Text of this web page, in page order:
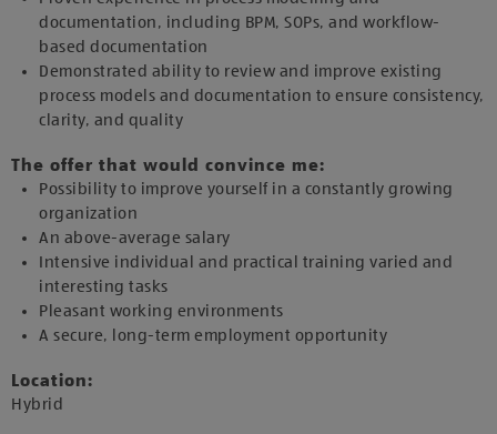
documentation, including BPM, SOPs, and workflow-
based documentation
Demonstrated ability to review and improve existing
process models and documentation to ensure consistency,
clarity, and quality
The offer that would convince me:
Possibility to improve yourself in a constantly growing
organization
An above-average salary
Intensive individual and practical training varied and
interesting tasks
Pleasant working environments
A secure, long-term employment opportunity
Location:
​Hybrid​